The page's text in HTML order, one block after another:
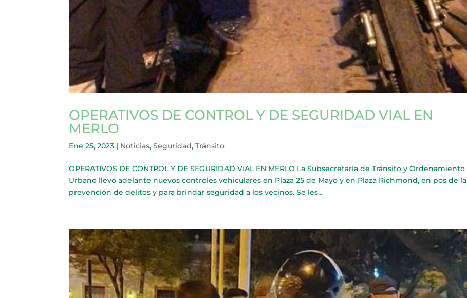
OPERATIVOS DE CONTROL Y DE SEGURIDAD VIAL EN
MERLO
Ene 25, 2023 | Noticias,Seguridad,Tránsito
OPERATIVOS DE CONTROL Y DE SEGURIDAD VIAL EN MERLO La Subsecretaría de Tránsito y Ordenamiento
Urbano llevó adelante nuevos controles vehiculares en Plaza 25 de Mayo y en Plaza Richmond, en pos de la
prevención de delitos y para brindar seguridad a los vecinos. Se les...